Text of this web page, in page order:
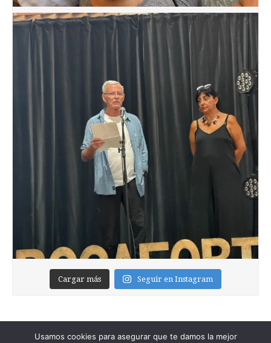
Cargar más Seguir en Instagram
Usamos cookies para asegurar que te damos la mejor